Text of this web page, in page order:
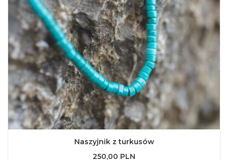
Naszyjnik z turkusów
250,00 PLN